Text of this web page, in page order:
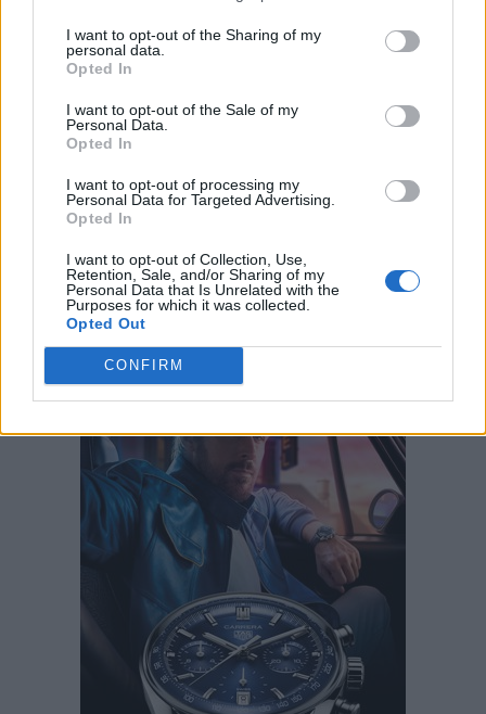
I want to opt-out of the Sharing of my
personal data.
Opted In
I want to opt-out of the Sale of my
Personal Data.
Opted In
I want to opt-out of processing my
Personal Data for Targeted Advertising.
Opted In
I want to opt-out of Collection, Use,
Retention, Sale, and/or Sharing of my
Personal Data that Is Unrelated with the
Purposes for which it was collected.
Opted Out
CONFIRM
άνθρακα, το νέο Clio δεν είναι μόνο το πρώτο
αυτοκίνητο που διαθέτει ίνες TENCEL Modal.
Είναι και η πρώτη φορά που αυτές οι βιώσιμες
ίνες χρησιμοποιούνται εκτενώς στο εσωτερικό
εξαιρετική απαλότητά τους, οι ίνες αυτές είναι
κατασκευασμένες από φυσικό ξύλο
ανανεώσιμων πηγών, που προέρχεται από ημι-
φυσικά δάση βιώσιμης διαχείρισης στην
Ευρώπη.